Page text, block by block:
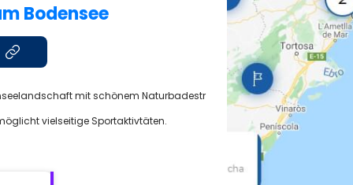
Bodensee
mit schönem Naturbadestr
vielseitige Sportaktivtäten.